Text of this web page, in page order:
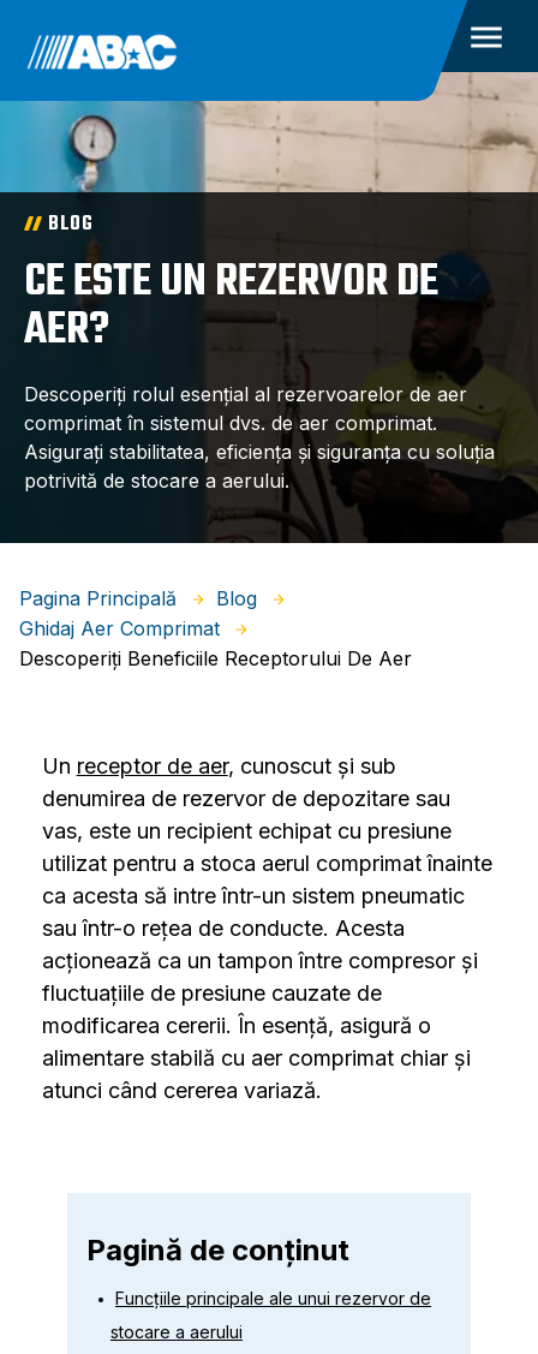
BLOG
CE ESTE UN REZERVOR DE
AER?
Descoperiți rolul esențial al rezervoarelor de aer
comprimat în sistemul dvs. de aer comprimat.
Asigurați stabilitatea, eficiența și siguranța cu soluția
potrivită de stocare a aerului.
Pagina Principală
Blog
Ghidaj Aer Comprimat
Descoperiți Beneficiile Receptorului De Aer
Un receptor de aer, cunoscut și sub
denumirea de rezervor de depozitare sau
vas, este un recipient echipat cu presiune
utilizat pentru a stoca aerul comprimat înainte
ca acesta să intre într-un sistem pneumatic
sau într-o rețea de conducte. Acesta
acționează ca un tampon între compresor și
fluctuațiile de presiune cauzate de
modificarea cererii. În esență, asigură o
alimentare stabilă cu aer comprimat chiar și
atunci când cererea variază.
Pagină de conținut
Funcțiile principale ale unui rezervor de
stocare a aerului